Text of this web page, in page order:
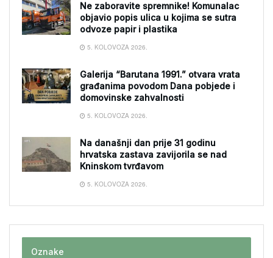
Ne zaboravite spremnike! Komunalac
objavio popis ulica u kojima se sutra
odvoze papir i plastika
5. KOLOVOZA 2026.
Galerija “Barutana 1991.” otvara vrata
građanima povodom Dana pobjede i
domovinske zahvalnosti
5. KOLOVOZA 2026.
Na današnji dan prije 31 godinu
hrvatska zastava zavijorila se nad
Kninskom tvrđavom
5. KOLOVOZA 2026.
Oznake